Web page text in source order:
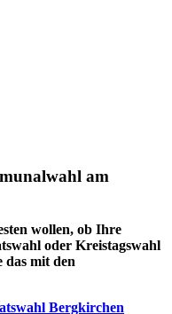
am
wollen, ob Ihre
oder Kreistagswahl
das mit den
Bergkirchen